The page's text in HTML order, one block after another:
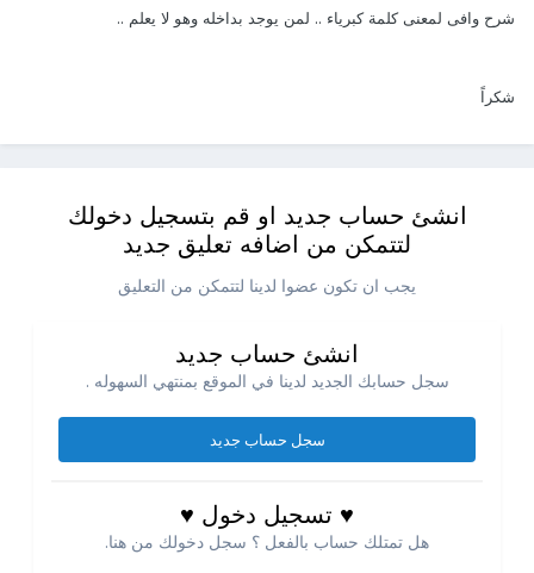
شرح وافى لمعنى كلمة كبرياء .. لمن يوجد بداخله وهو لا يعلم ..
شكراً
انشئ حساب جديد او قم بتسجيل دخولك
لتتمكن من اضافه تعليق جديد
يجب ان تكون عضوا لدينا لتتمكن من التعليق
انشئ حساب جديد
سجل حسابك الجديد لدينا في الموقع بمنتهي السهوله .
سجل حساب جديد
♥ تسجيل دخول ♥
هل تمتلك حساب بالفعل ؟ سجل دخولك من هنا.